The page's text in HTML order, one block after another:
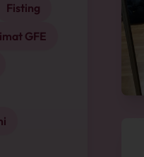
Fisting
GFE